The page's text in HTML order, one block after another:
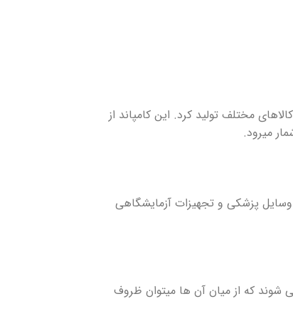
مختلف تولید کرد. این کامپاند از
میرود.
وسایل پزشکی و تجهیزات آزمایشگاهی
شوند که از میان آن ها میتوان ظروف